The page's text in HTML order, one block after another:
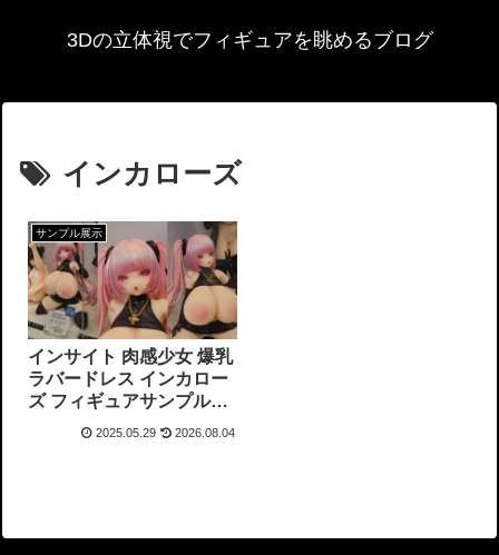
3Dの立体視でフィギュアを眺めるブログ
インカローズ
サンプル展示
インサイト 肉感少女 爆乳
ラバードレス インカロー
ズ フィギュアサンプル展
2025.05.29 2026.08.04